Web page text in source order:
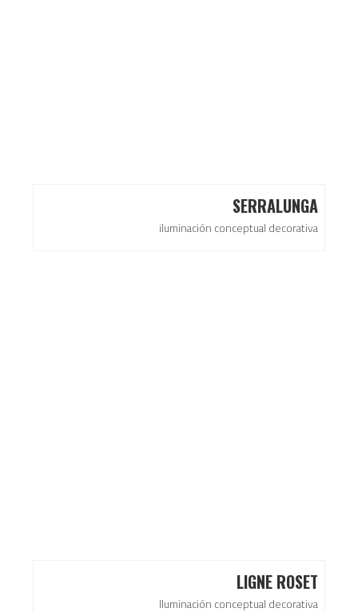
SERRALUNGA
iluminación conceptual decorativa
LIGNE ROSET
Iluminación conceptual decorativa